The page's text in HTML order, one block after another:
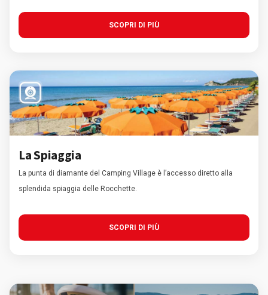
SCOPRI DI PIÙ
La Spiaggia
La punta di diamante del Camping Village è l’accesso diretto alla
splendida spiaggia delle Rocchette.
SCOPRI DI PIÙ